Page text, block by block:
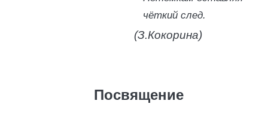
чёткий след.
(З.Кокорина)
Посвящение